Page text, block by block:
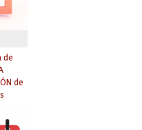
de
de